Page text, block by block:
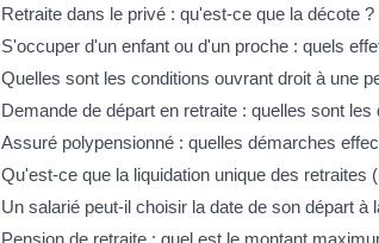
Retraite dans le privé : qu'est-ce que la décote ?
S'occuper d'un enfant ou d'un proche : quels
Quelles sont les conditions ouvrant droit à une
Demande de départ en retraite : quelles sont
Assuré polypensionné : quelles démarches
Qu'est-ce que la liquidation unique des retraites
Un salarié peut-il choisir la date de son départ à
Pension de retraite : quel est le montant